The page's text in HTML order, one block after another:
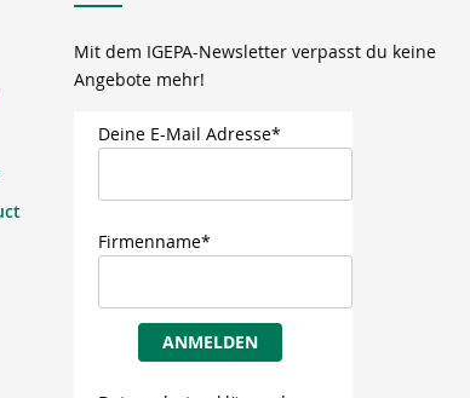
Mit dem IGEPA-Newsletter verpasst du keine
Angebote mehr!
Deine E-Mail Adresse*
Firmenname*
ANMELDEN